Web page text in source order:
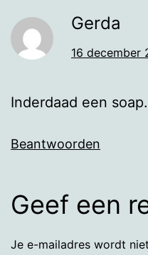
Gerda
16 december
Inderdaad een
Beantwoorden
Geef een
Je e-mailadres wordt